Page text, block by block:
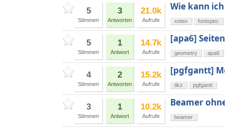
5
Stimmen
3
Antworten
21.0k
Aufrufe
Wie kann
xetex fontspec
5
Stimmen
1
Antwort
14.7k
Aufrufe
[apa6]
geometry apa6
4
Stimmen
2
Antworten
15.2k
Aufrufe
[pgfgantt]
tikz pgfgantt
3
Stimmen
1
Antwort
10.2k
Aufrufe
Beamer
beamer